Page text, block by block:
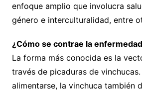
enfoque amplio que involucra
género e interculturalidad, entre
¿Cómo se contrae la
La forma más conocida es la
través de picaduras de
alimentarse, la vinchuca también